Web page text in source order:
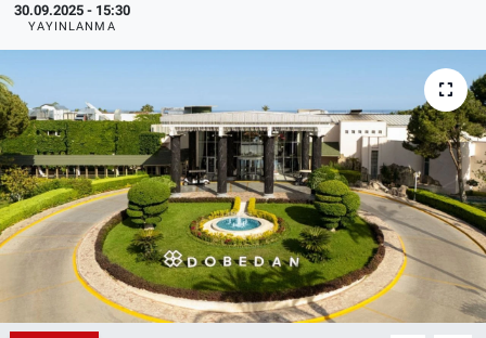
30.09.2025 - 15:30
YAYINLANMA
Endüstri 4.0 Uygulamaları
Ağır Sanayi Çözümleri